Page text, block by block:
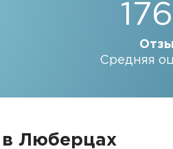
Средняя
Люберцах